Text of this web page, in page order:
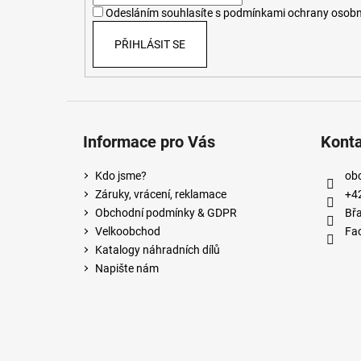
Odesláním souhlasíte s podmínkami ochrany
PŘIHLÁSIT SE
Informace pro Vás
Kdo jsme?
Záruky, vrácení, reklamace
Obchodní podmínky & GDPR
Velkoobchod
Katalogy náhradních dílů
Napište nám